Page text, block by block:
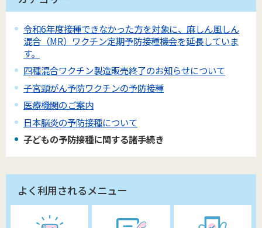
令和6年度接種できなかった方を対象に、麻しん風しん
混合（MR）ワクチン定期予防接種機会を延長していま
す。
四種混合ワクチン製造販売終了のお知らせについて
子宮頸がん予防ワクチンの予防接種
医療機関のご案内
日本脳炎の予防接種について
子どもの予防接種に関する諸手続き
よく利用されるメニュー